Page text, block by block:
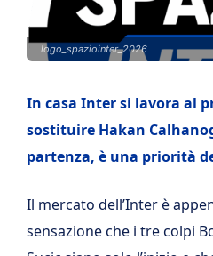
logo_spaziointer_2026
In casa Inter si lavora al
sostituire Hakan
partenza, è una priorità
Il mercato dell’Inter è
sensazione che i tre colpi